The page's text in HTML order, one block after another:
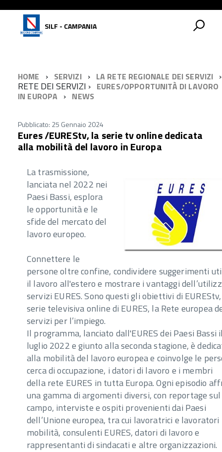
SILF - CAMPANIA
HOME SERVIZI LA RETE REGIONALE DEI SERVIZI
RETE DEI SERVIZI
EURES/OPPORTUNITÀ DI LAVORO
IN EUROPA
NEWS
Pubblicato: 25 Gennaio 2024
Eures /EUREStv, la serie tv online dedicata
alla mobilità del lavoro in Europa
La trasmissione,
lanciata nel 2022 nei
Paesi Bassi, esplora
le opportunità e le
sfide del mercato del
lavoro europeo.
Connettere le
persone oltre confine, condividere suggerimenti
il lavoro all'estero e mostrare i vantaggi
servizi EURES. Sono questi gli obiettivi di
serie televisiva online di EURES, la Rete europea
servizi per l’impiego.
Il programma, lanciato dall'EURES dei Paesi Bassi
luglio 2022 e giunto alla seconda stagione, è
alla mobilità del lavoro europea e coinvolge le
cerca di occupazione, i datori di lavoro e i membri
della rete EURES in tutta Europa. Ogni episodio
una gamma di argomenti diversi, con reportage sul
campo, interviste e ospiti provenienti dai Paesi
dell’Unione europea, tra cui lavoratrici e lavoratori
mobilità, consulenti EURES, datori di lavoro e
rappresentanti di sindacati e altre organizzazioni.